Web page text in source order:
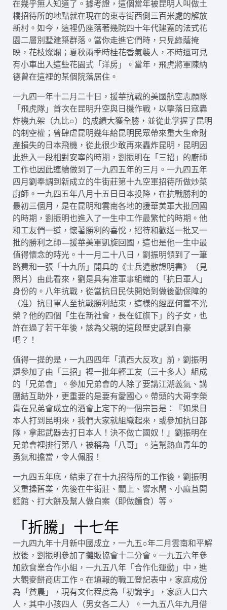
在幾乎無人知道了。據考證，這個當年被昆明人叫做土
橋招待所的地點就在現在的東寺街西側三百米處的解放
新村。如今，這裡仍座落著幾院四十年代建蓋的法式花
園二層別墅建築群落。當你走進它們時，只見綠蔭掩
映，花枝燦爛；夏秋兩季時桂花香氣襲人，不時還可見
有小車出入這些花園式「洋房」。當年，飛虎將軍陳納
德曾在這裡的某個院落居住。
一九四一年十二月二十日，援華抗戰的美國航空志願隊
「飛虎隊」首次在昆明升空與日機作戰，以擊落日寇轟
炸機九架（九比○）的成績大獲全勝，並從此掌握了昆明
的制空權；曾肆虐昆明幾年給昆明民眾帶來重大生命財
產損失的日本飛機，從此很少敢再來轟炸昆明，昆明因
此進入一段相對安寧的時期，劉振明在「三招」的廚師
工作也因此連續做到了一九四五年的三月。一九四五年
四月劉奉調到新成立的牛街莊第十九空軍招待所做炒菜
廚師。一九四五年八月十五日日本投降，在抗戰勝利的
最初三個月，是在昆明和雲南各地的援華美軍大批回國
的時期，劉振明也進入了一生中工作最繁忙的時期。他
和工友們一道，懷著勝利的喜悅，招待和歡送一批又一
批的勝利之師—援華美軍凱旋回國，這也是他一生中最
值得懷念的時光。十一月二十八日，劉振明領到了一筆
路費和一張「十九所」開具的《士兵遣散證明書》（見
照片）由此看來，劉是具有准軍事組織的「抗日軍人」
身份的。八年抗戰，從當抗日民伕開始到做後勤保障的
（准）抗日軍人至抗戰勝利結束，這樣的經歷何嘗不光
榮？他的四個「生在新社會，長在紅旗下」的子女，也
許在過了若干年後，該為父親的這段歷史感到自豪
吧？！
值得一提的是，一九四四年「滇西大反攻」前，劉振明
還參加了由「三招」裡一批年輕工友（三十多人）組成
的「兄弟會」。參加兄弟會的人除了要講江湖義氣、講
團結互助外，更重要的是要有愛國心。帶頭的大哥李榮
貴在兄弟會成立的酒會上定下的一個宗旨是：『如果日
本人打到昆明來，我們大家就組織起來，或參加抗日部
隊，拿起武器去打日本人！決不做亡國奴！』劉振明在
兄弟會裡排行第八，被稱為「八哥」。這幫熱血青年的
勇氣和擔當，令人佩服！
一九四五年底，結束了在十九招待所的工作後，劉振明
又重操舊業，先後在牛街莊、關上、響水閘、小麻苴開
麵館、打大餅及幫人做白案（即做麵食）等。
「折騰」十七年
一九四九年十月新中國成立，一九五○年二月雲南和平解
放後，劉振明參加了攤販協會十二分會。一九五六年參
加飲食業合作小組，一九五八年「合作化運動」中，進
大觀麥餅商店工作。在填報的職工登記表中，家庭成份
為「貧農」，現有文化程度為「初識字」，家庭人口六
人，其中小孩四人（男女各二人）。一九五八年九月借